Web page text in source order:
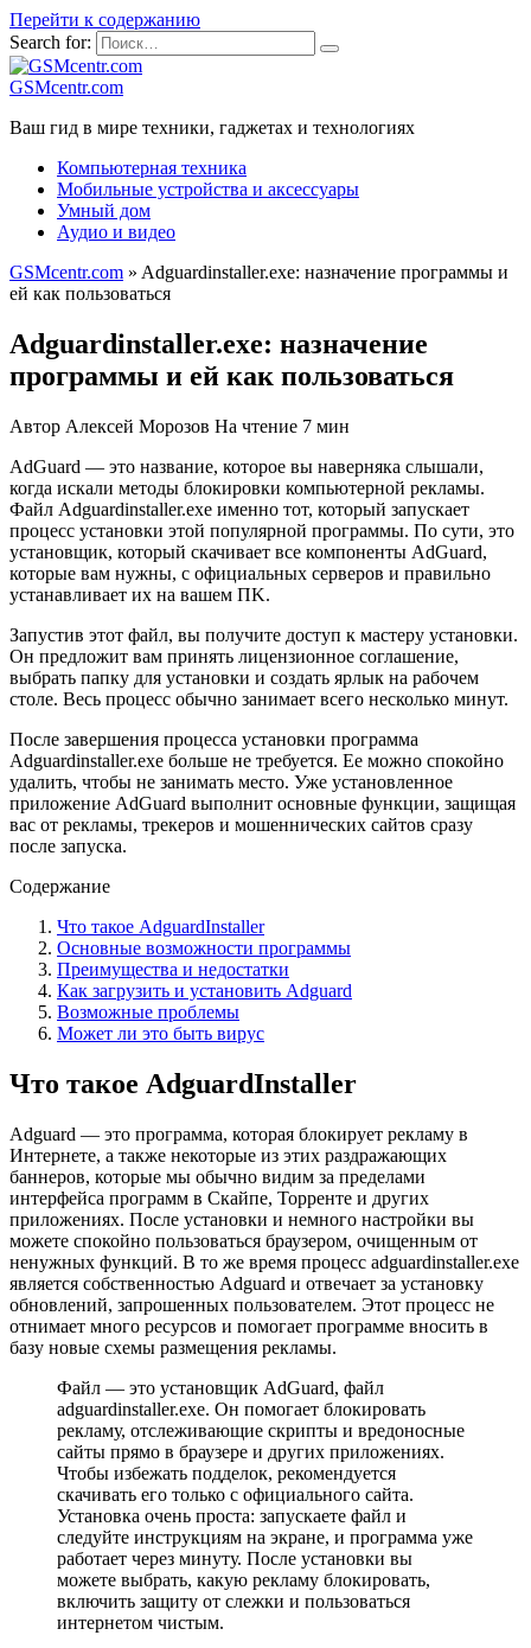
Перейти к содержанию
Search for:
GSMcentr.com
Ваш гид в мире техники, гаджетах и технологиях
Компьютерная техника
Мобильные устройства и аксессуары
Умный дом
Аудио и видео
GSMcentr.com » Adguardinstaller.exe: назначение программы и
ей как пользоваться
Adguardinstaller.exe: назначение
программы и ей как пользоваться
Автор Алексей Морозов На чтение 7 мин
AdGuard — это название, которое вы наверняка слышали,
когда искали методы блокировки компьютерной рекламы.
Файл Adguardinstaller.exe именно тот, который запускает
процесс установки этой популярной программы. По сути, это
установщик, который скачивает все компоненты AdGuard,
которые вам нужны, с официальных серверов и правильно
устанавливает их на вашем ПK.
Запyстив этот файл, вы получите доступ к мастеру установки.
Он предложит вам принять лицензионное соглашение,
выбрать папку для установки и создать ярлык на рабочем
столе. Весь процесс обычно занимает всего несколько минут.
После завершения процесса установки программа
Adguardinstaller.exe больше не требуется. Ее можно спокойно
удалить, чтобы не занимать место. Уже установленное
приложение AdGuard выполнит основные функции, защищая
вас от рекламы, трекеров и мошеннических сайтов сразу
после запуска.
Содержание
Что такое AdguardInstaller
Основные возможности программы
Преимущества и недостатки
Как загрузить и установить Adguard
Возможные проблемы
Может ли это быть вирус
Что такое AdguardInstaller
Adguard — это программа, которая блокирует рекламу в
Интернете, а также некоторые из этих раздражающих
баннеров, которые мы обычно видим за пределами
интерфейса программ в Скайпе, Торренте и других
приложениях. После установки и немного настройки вы
можете спокойно пользоваться браузером, очищенным от
ненужных функций. В то же время процесс adguardinstaller.exe
является собственностью Adguard и отвечает за установку
обновлений, запрошенных пользователем. Этот процесс не
отнимает много ресурсов и помогает программе вносить в
базу новые схемы размещения рекламы.
Файл — это установщик AdGuard, файл
adguardinstaller.exe. Он помогает блокировать
рекламу, отслеживающие скрипты и вредоносные
сайты прямо в браузере и других приложениях.
Чтобы избежать подделок, рекомендуется
скачивать его только с официального сайта.
Установка очень проста: запускаете файл и
следуйте инструкциям на экране, и программа уже
работает через минуту. После установки вы
можете выбрать, какую рекламу блокировать,
включить защиту от слежки и пользоваться
интернетом чистым.